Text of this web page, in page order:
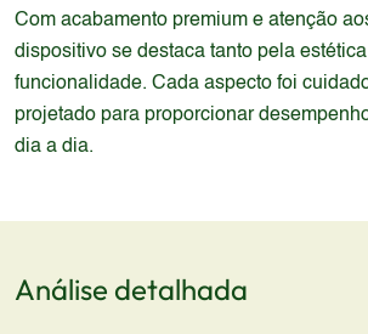
Com acabamento premium e atenção
dispositivo se destaca tanto pela
funcionalidade. Cada aspecto foi
projetado para proporcionar
dia a dia.
Análise detalhada